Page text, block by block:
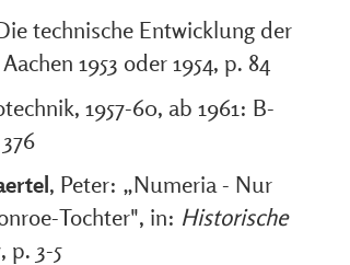
technische Entwicklung der
1953 oder 1954, p. 84
1957-60, ab 1961: B-
, Peter: „Numeria - Nur
Tochter", in: Historische
p. 3-5